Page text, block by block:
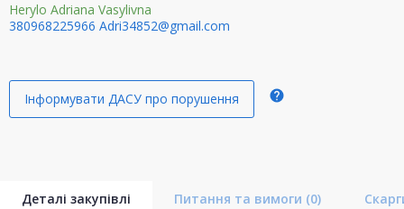
Herylo Adriana Vasylivna
380968225966 Adri34852@gmail.com
Інформувати ДАСУ про порушення help
Деталі закупівлі Питання та вимоги (0)